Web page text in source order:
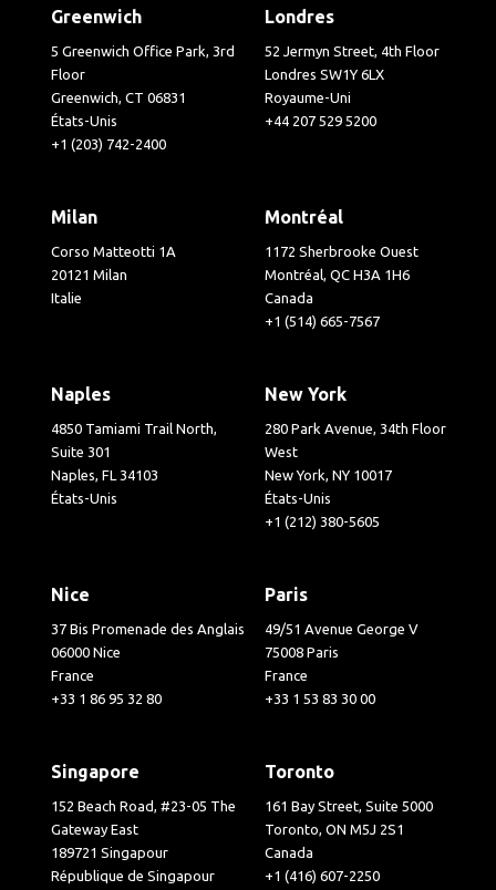
Greenwich
5 Greenwich Office Park, 3rd
Floor
Greenwich, CT 06831
États-Unis
+1 (203) 742-2400
Londres
52 Jermyn Street, 4th Floor
Londres SW1Y 6LX
Royaume-Uni
+44 207 529 5200
Milan
Corso Matteotti 1A
20121 Milan
Italie
Montréal
1172 Sherbrooke Ouest
Montréal, QC H3A 1H6
Canada
+1 (514) 665-7567
Naples
4850 Tamiami Trail North,
Suite 301
Naples, FL 34103
États-Unis
New York
280 Park Avenue, 34th Floor
West
New York, NY 10017
États-Unis
+1 (212) 380-5605
Nice
37 Bis Promenade des Anglais
06000 Nice
France
+33 1 86 95 32 80
Paris
49/51 Avenue George V
75008 Paris
France
+33 1 53 83 30 00
Singapore
152 Beach Road, #23-05 The
Gateway East
189721 Singapour
République de Singapour
Toronto
161 Bay Street, Suite 5000
Toronto, ON M5J 2S1
Canada
+1 (416) 607-2250